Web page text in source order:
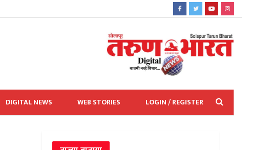
DIGITAL NEWS WEB STORIES LOGIN / REGISTER